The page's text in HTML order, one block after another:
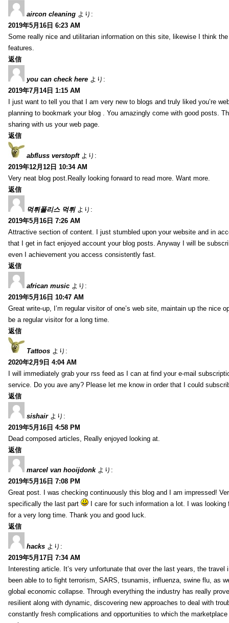
aircon cleaning より:
2019年5月16日 6:23 AM
Some really nice and utilitarian information on this site, likewise I think
features.
返信
you can check here より:
2019年7月14日 1:15 AM
I just want to tell you that I am very new to blogs and truly liked you’re
planning to bookmark your blog . You amazingly come with good posts.
sharing with us your web page.
返信
abfluss verstopft より:
2019年12月12日 10:34 AM
Very neat blog post.Really looking forward to read more. Want more.
返信
먹튀폴리스 먹튀 より:
2019年5月16日 7:26 AM
Attractive section of content. I just stumbled upon your website and in
that I get in fact enjoyed account your blog posts. Anyway I will be
even I achievement you access consistently fast.
返信
african music より:
2019年5月16日 10:47 AM
Great write-up, I’m regular visitor of one’s web site, maintain up the nice
be a regular visitor for a long time.
返信
Tattoos より:
2020年2月9日 4:04 AM
I will immediately grab your rss feed as I can at find your e-mail
service. Do you ave any? Please let me know in order that I could
返信
sishair より:
2019年5月16日 4:58 PM
Dead composed articles, Really enjoyed looking at.
返信
marcel van hooijdonk より:
2019年5月16日 7:08 PM
Great post. I was checking continuously this blog and I am impressed!
specifically the last part
I care for such information a lot. I was looking
for a very long time. Thank you and good luck.
返信
hacks より:
2019年5月17日 7:34 AM
Interesting article. It’s very unfortunate that over the last years, the travel
been able to to fight terrorism, SARS, tsunamis, influenza, swine flu, as
global economic collapse. Through everything the industry has really
resilient along with dynamic, discovering new approaches to deal with
constantly fresh complications and opportunities to which the